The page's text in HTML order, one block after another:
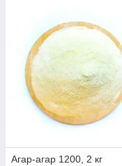
Агар-агар 1200, 2 кг